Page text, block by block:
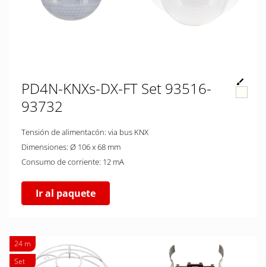
PD4N-KNXs-DX-FT Set 93516-
93732
Tensión de alimentacón: via bus KNX
Dimensiones: Ø 106 x 68 mm
Consumo de corriente: 12 mA
Ir al paquete
24 m
Set